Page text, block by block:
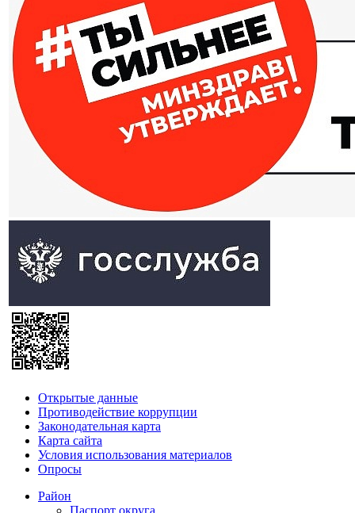
Открытые данные
Противодействие коррупции
Законодательная карта
Карта сайта
Условия использования материалов
Опросы
Район